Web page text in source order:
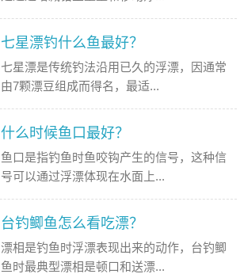
七星漂钓什么鱼最好？
七星漂是传统钓法沿用已久的浮漂，因通常
由7颗漂豆组成而得名，最适...
什么时候鱼口最好？
鱼口是指钓鱼时鱼咬钩产生的信号，这种信
号可以通过浮漂体现在水面上...
台钓鲫鱼怎么看吃漂？
漂相是钓鱼时浮漂表现出来的动作，台钓鲫
鱼时最典型漂相是顿口和送漂...